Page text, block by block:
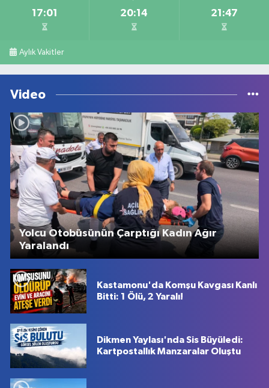
17:01 20:14 21:47
Aylık Vakitler
Video
Yolcu Otobüsünün Çarptığı Kadın Ağır
Yaralandı
Kastamonu'da Komşu Kavgası Kanlı
Bitti: 1 Ölü, 2 Yaralı!
Dikmen Yaylası'nda Sis Büyüledi:
Kartpostallık Manzaralar Oluştu